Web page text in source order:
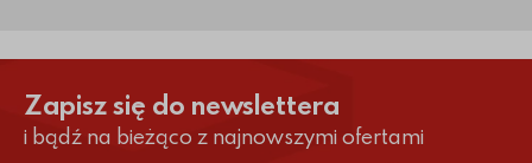
Zapisz się do newslettera
i bądź na bieżąco z najnowszymi ofertami